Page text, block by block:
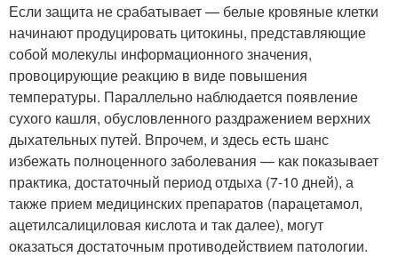
Если защита не срабатывает — белые кровяные клетки
начинают продуцировать цитокины, представляющие
собой молекулы информационного значения,
провоцирующие реакцию в виде повышения
температуры. Параллельно наблюдается появление
сухого кашля, обусловленного раздражением верхних
дыхательных путей. Впрочем, и здесь есть шанс
избежать полноценного заболевания — как показывает
практика, достаточный период отдыха (7-10 дней), а
также прием медицинских препаратов (парацетамол,
ацетилсалициловая кислота и так далее), могут
оказаться достаточным противодействием патологии.